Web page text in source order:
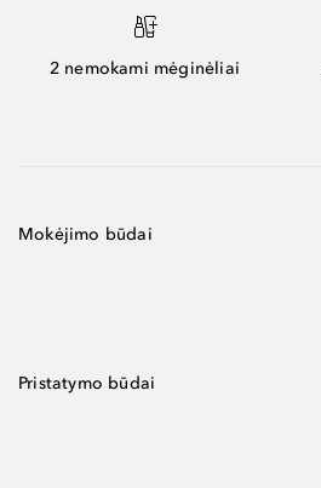
2 nemokami mėginėliai
Mokėjimo būdai
Pristatymo būdai